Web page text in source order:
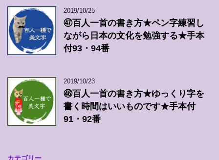
2019/10/25
㊼百人一首の書き方★ペン字練習し
ながら日本の文化を勉強する★手本
付93・94番
2019/10/23
㊻百人一首の書き方★ゆっくり字を
書く時間はいいものです★手本付
91・92番
カテゴリー